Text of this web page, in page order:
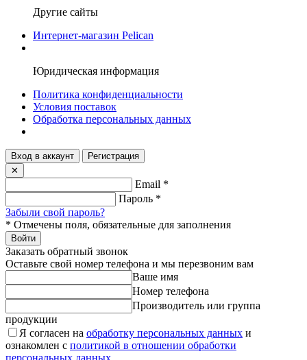
Другие сайты
Интернет-магазин Pelican
Юридическая информация
Политика конфиденциальности
Условия поставок
Обработка персональных данных
Вход в аккаунт
Регистрация
✕
Email *
Пароль *
Забыли свой пароль?
* Отмечены поля, обязательные для заполнения
Войти
Заказать обратный звонок
Оставьте свой номер телефона и мы перезвоним вам
Ваше имя
Номер телефона
Производитель или группа
продукции
Я согласен на обработку персональных данных и
ознакомлен с политикой в отношении обработки
персональных данных